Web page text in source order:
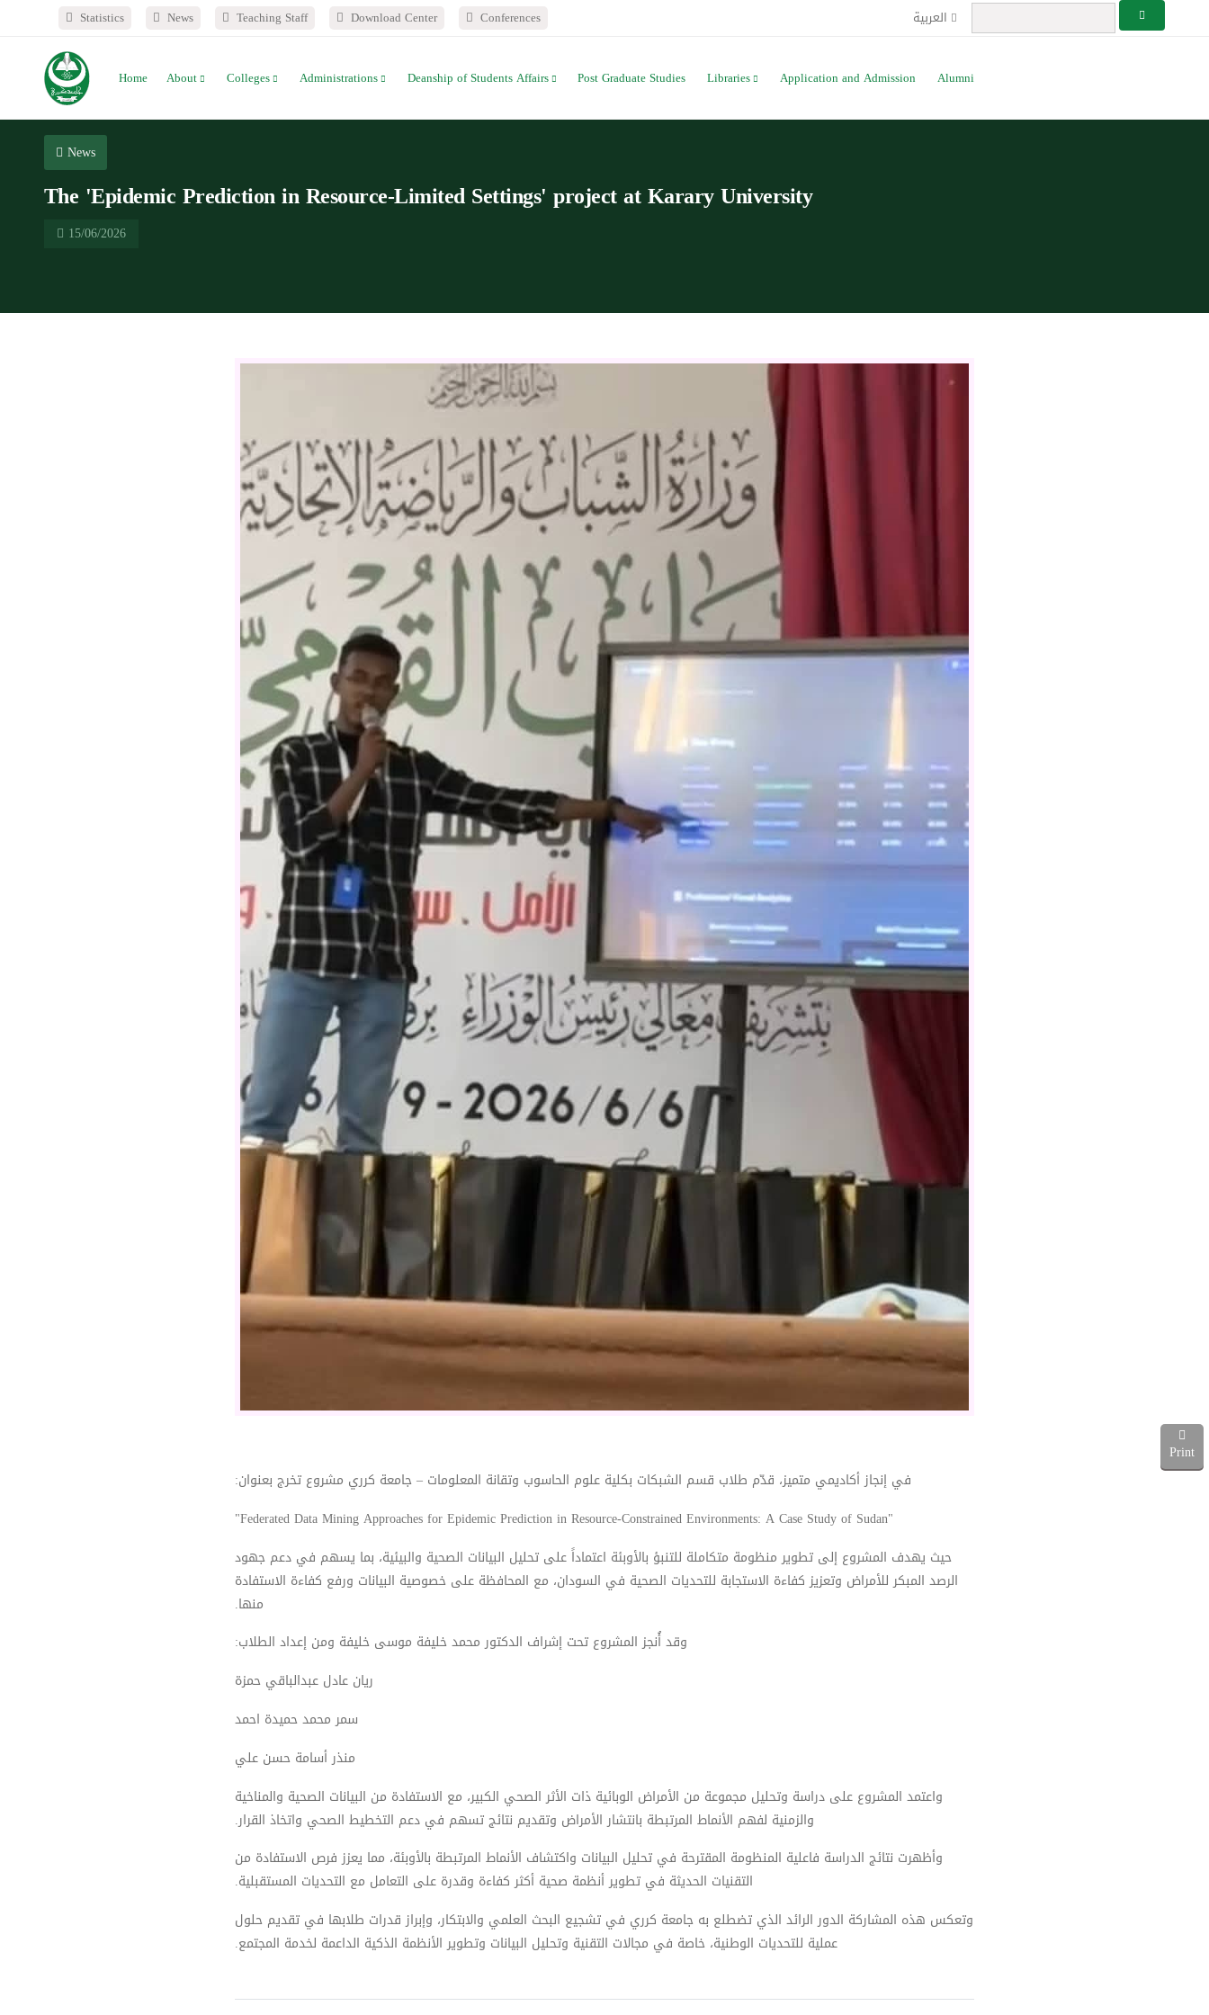
Statistics News Teaching Staff Download Center Conferences العربية
Home About Colleges Administrations Deanship of Students Affairs Post Graduate Studies Libraries Application and Admission Alumni
Print
News
The 'Epidemic Prediction in Resource-Limited Settings' project at Karary University
15/06/2026
في إنجاز أكاديمي متميز، قدّم طلاب قسم الشبكات بكلية علوم الحاسوب وتقانة المعلومات – جامعة كرري مشروع تخرج بعنوان:
"Federated Data Mining Approaches for Epidemic Prediction in Resource-Constrained Environments: A Case Study of Sudan"
حيث يهدف المشروع إلى تطوير منظومة متكاملة للتنبؤ بالأوبئة اعتماداً على تحليل البيانات الصحية والبيئية، بما يسهم في دعم جهود
الرصد المبكر للأمراض وتعزيز كفاءة الاستجابة للتحديات الصحية في السودان، مع المحافظة على خصوصية البيانات ورفع كفاءة الاستفادة
منها.
وقد أُنجز المشروع تحت إشراف الدكتور محمد خليفة موسى خليفة ومن إعداد الطلاب:
ريان عادل عبدالباقي حمزة
سمر محمد حميدة احمد
منذر أسامة حسن علي
واعتمد المشروع على دراسة وتحليل مجموعة من الأمراض الوبائية ذات الأثر الصحي الكبير، مع الاستفادة من البيانات الصحية والمناخية
والزمنية لفهم الأنماط المرتبطة بانتشار الأمراض وتقديم نتائج تسهم في دعم التخطيط الصحي واتخاذ القرار.
وأظهرت نتائج الدراسة فاعلية المنظومة المقترحة في تحليل البيانات واكتشاف الأنماط المرتبطة بالأوبئة، مما يعزز فرص الاستفادة من
التقنيات الحديثة في تطوير أنظمة صحية أكثر كفاءة وقدرة على التعامل مع التحديات المستقبلية.
وتعكس هذه المشاركة الدور الرائد الذي تضطلع به جامعة كرري في تشجيع البحث العلمي والابتكار، وإبراز قدرات طلابها في تقديم حلول
عملية للتحديات الوطنية، خاصة في مجالات التقنية وتحليل البيانات وتطوير الأنظمة الذكية الداعمة لخدمة المجتمع.